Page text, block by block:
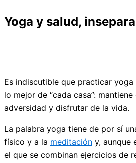
Yoga y salud,
Es indiscutible que practicar
lo mejor de “cada casa”:
adversidad y disfrutar de la vida.
La palabra yoga tiene de por sí
físico y a la meditación y, aunque
el que se combinan ejercicios de